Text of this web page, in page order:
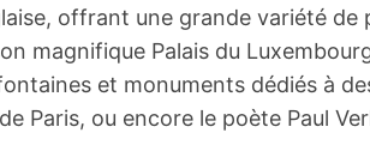
offrant une grande variété de
magnifique Palais du
et monuments dédiés à
Paris, ou encore le poète Paul